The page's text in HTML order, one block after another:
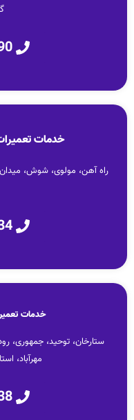
خدمات
راه آهن، مولوی، شوش، میدان
خدمات
ستارخان، توحید، جمهوری،
مهرآباد،